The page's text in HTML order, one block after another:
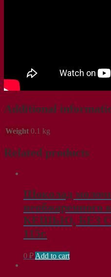
Additional
Weight 0.1 kg
Related products
Шоколад
необжаренного
КЕШЬЮ, БЕЗ
115г.
0 ₽ Add to cart